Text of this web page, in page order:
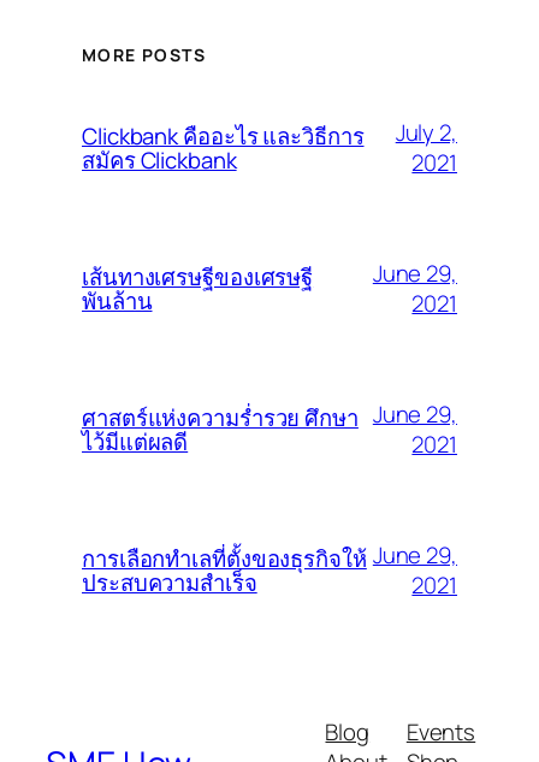
MORE POSTS
Clickbank คืออะไร และวิธีการ
สมัคร Clickbank
July 2,
2021
เส้นทางเศรษฐีของเศรษฐี
พันล้าน
June 29,
2021
ศาสตร์แห่งความร่ำรวย ศึกษา
ไว้มีแต่ผลดี
June 29,
2021
การเลือกทำเลที่ตั้งของธุรกิจให้
ประสบความสำเร็จ
June 29,
2021
Blog
Events